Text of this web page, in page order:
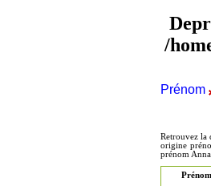
/
Prénom
Retrouvez la
origine
prénom